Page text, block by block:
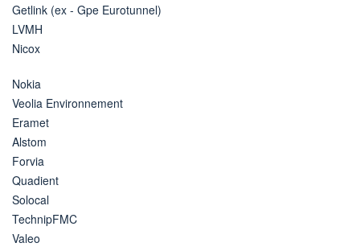
Getlink (ex - Gpe Eurotunnel)
LVMH
Nicox
Nokia
Veolia Environnement
Eramet
Alstom
Forvia
Quadient
Solocal
TechnipFMC
Valeo